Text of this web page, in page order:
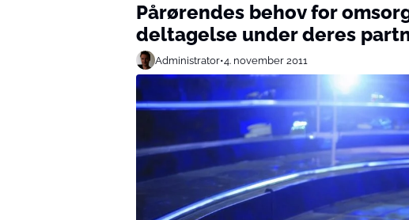
Pårørendes behov for
deltagelse under deres
Administrator•4. november 2011